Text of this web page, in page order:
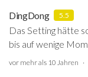
DingDong 5.5
Das Setting hätte
bis auf wenige
vor mehr als 10 Jahren